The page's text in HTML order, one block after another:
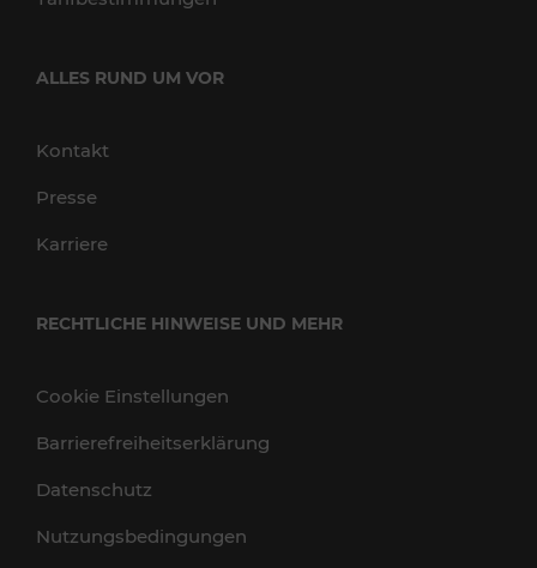
ALLES RUND UM VOR
Kontakt
Presse
Karriere
RECHTLICHE HINWEISE UND MEHR
Cookie Einstellungen
Barrierefreiheitserklärung
Datenschutz
Nutzungsbedingungen